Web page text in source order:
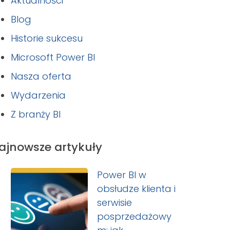
Blog
Historie sukcesu
Microsoft Power BI
Nasza oferta
Wydarzenia
Z branży BI
artykuły
Power BI w
obsłudze klienta i
serwisie
posprzedażowy